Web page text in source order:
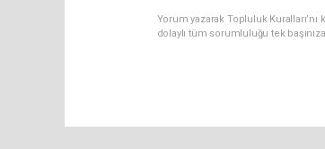
Yorum yazarak Topluluk
dolaylı tüm sorumluluğu tek